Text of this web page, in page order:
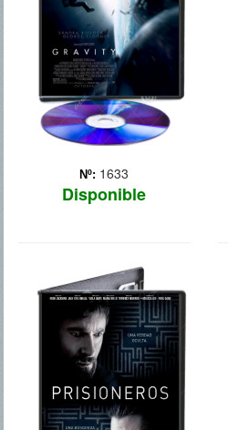
Nº: 1633
Disponible
la doctora Ryan Stone, una
brillante ingeniera que
realiza su pr... Más
PRISIONEROS
Keller Dover se enfrenta a
la peor pesadilla de un
padre. Anna, su hija de
seis años, ha desaparecido
con su amiga Joy y, a
medida que pasa el
tiempo, el pánico lo va
dominando.